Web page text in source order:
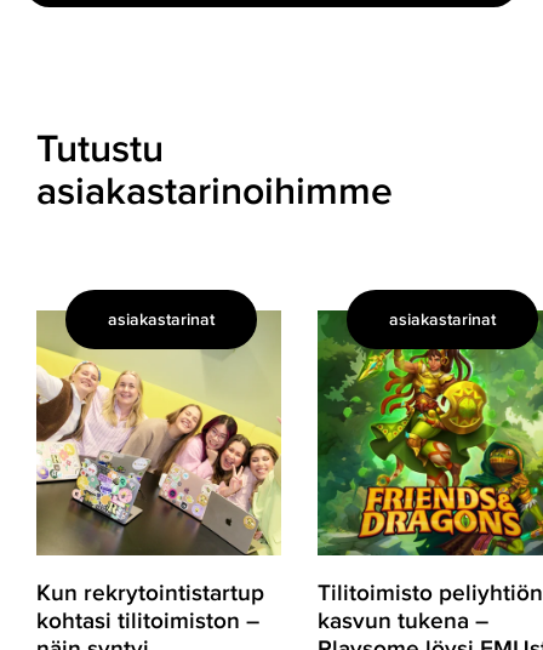
Tutustu
asiakastarinoihimme
Kun
rekrytointistartup
kohtasi
tilitoimiston
–
näin
syntyi
kasvukumppanuus
asiakastarinat
Kun rekrytointistartup
kohtasi tilitoimiston –
Tilitoimisto
peliyhtiön
kasvun
tukena
Playsome
löysi
EMUsta
skaalautuvan
kumppanin
asiakastarinat
Tilitoimisto peliyhtiön
kasvun tukena –